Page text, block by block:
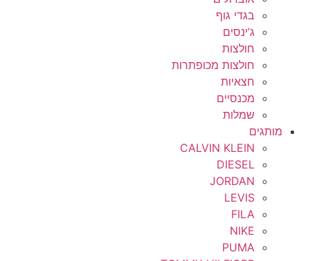
בגדי גוף
ג’ינסים
חולצות
חולצות מכופתרות
חצאיות
מכנסיים
שמלות
מותגים
CALVIN KLEIN
DIESEL
JORDAN
LEVIS
FILA
NIKE
PUMA